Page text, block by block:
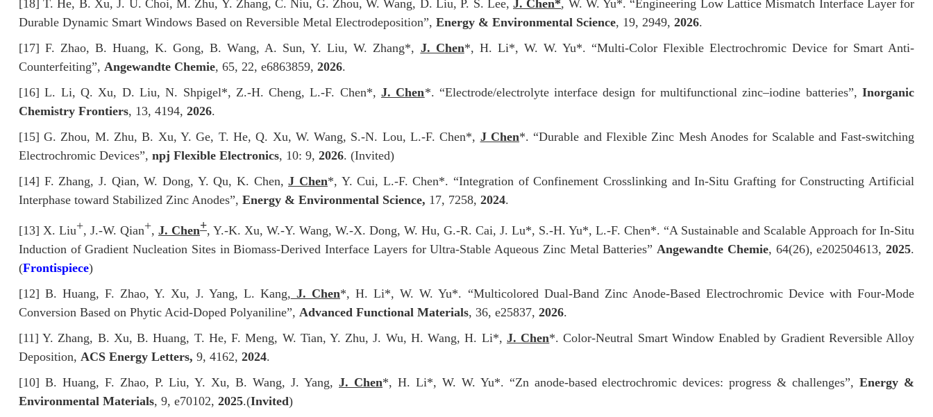
[18] T. He, B. Xu, J. U. Choi, M. Zhu, Y. Zhang, C. Niu, G. Zhou, W. Wang, D. Liu, P. S. Lee,J. Chen*, W. W. Yu*. “Engineering Low Lattice Mismatch Interface Layer for
Durable Dynamic Smart Windows Based on Reversible Metal Electrodeposition”, Energy & Environmental Science, 19, 2949, 2026.
[17] F. Zhao, B. Huang, K. Gong, B. Wang, A. Sun, Y. Liu, W. Zhang*, J. Chen*, H. Li*, W. W. Yu*. “Multi-Color Flexible Electrochromic Device for Smart Anti-
Counterfeiting”, Angewandte Chemie, 65, 22, e6863859, 2026.
[16] L. Li, Q. Xu, D. Liu, N. Shpigel*, Z.-H. Cheng, L.-F. Chen*,J. Chen*. “Electrode/electrolyte interface design for multifunctional zinc–iodine batteries”,Inorganic
Chemistry Frontiers, 13, 4194, 2026.
[15] G. Zhou, M. Zhu, B. Xu, Y. Ge, T. He, Q. Xu, W. Wang, S.-N. Lou, L.-F. Chen*, J Chen*. “Durable and Flexible Zinc Mesh Anodes for Scalable and Fast-switching
Electrochromic Devices”, npj Flexible Electronics, 10: 9, 2026. (Invited)
[14] F. Zhang, J. Qian, W. Dong, Y. Qu, K. Chen,J Chen*, Y. Cui, L.-F. Chen*. “Integration of Confinement Crosslinking and In-Situ Grafting for Constructing Artificial
Interphase toward Stabilized Zinc Anodes”, Energy & Environmental Science, 17, 7258, 2024.
[13] X. Liu+, J.-W. Qian+, J. Chen+, Y.-K. Xu, W.-Y. Wang, W.-X. Dong, W. Hu, G.-R. Cai, J. Lu*, S.-H. Yu*, L.-F. Chen*. “A Sustainable and Scalable Approach for In-Situ
Induction of Gradient Nucleation Sites in Biomass-Derived Interface Layers for Ultra-Stable Aqueous Zinc Metal Batteries” Angewandte Chemie, 64(26), e202504613,2025.
(Frontispiece)
[12] B. Huang, F. Zhao, Y. Xu, J. Yang, L. Kang, J. Chen*, H. Li*, W. W. Yu*. “Multicolored Dual-Band Zinc Anode-Based Electrochromic Device with Four-Mode
Conversion Based on Phytic Acid-Doped Polyaniline”, Advanced Functional Materials, 36, e25837, 2026.
[11] Y. Zhang, B. Xu, B. Huang, T. He, F. Meng, W. Tian, Y. Zhu, J. Wu, H. Wang, H. Li*, J. Chen*. Color-Neutral Smart Window Enabled by Gradient Reversible Alloy
Deposition, ACS Energy Letters, 9, 4162, 2024.
[10] B. Huang, F. Zhao, P. Liu, Y. Xu, B. Wang, J. Yang,J. Chen*, H. Li*, W. W. Yu*. “Zn anode-based electrochromic devices: progress & challenges”,Energy &
Environmental Materials, 9, e70102, 2025.(Invited)